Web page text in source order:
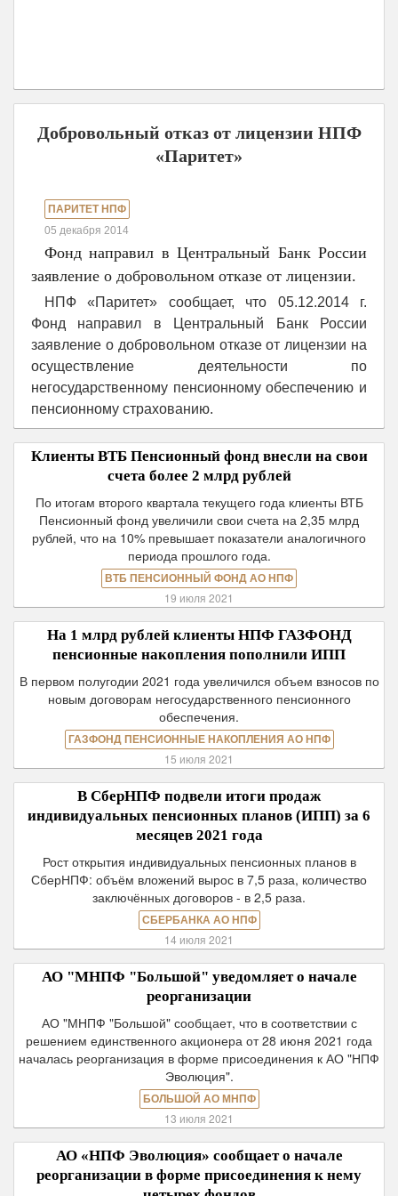
Добровольный отказ от лицензии НПФ
«Паритет»
ПАРИТЕТ НПФ
05 декабря 2014
Фонд направил в Центральный Банк России
заявление о добровольном отказе от лицензии.
НПФ «Паритет» сообщает, что 05.12.2014 г.
Фонд направил в Центральный Банк России
заявление о добровольном отказе от лицензии на
осуществление деятельности по
негосударственному пенсионному обеспечению и
пенсионному страхованию.
Клиенты ВТБ Пенсионный фонд внесли на свои
счета более 2 млрд рублей
По итогам второго квартала текущего года клиенты ВТБ
Пенсионный фонд увеличили свои счета на 2,35 млрд
рублей, что на 10% превышает показатели аналогичного
периода прошлого года.
ВТБ ПЕНСИОННЫЙ ФОНД АО НПФ
19 июля 2021
На 1 млрд рублей клиенты НПФ ГАЗФОНД
пенсионные накопления пополнили ИПП
В первом полугодии 2021 года увеличился объем взносов по
новым договорам негосударственного пенсионного
обеспечения.
ГАЗФОНД ПЕНСИОННЫЕ НАКОПЛЕНИЯ АО НПФ
15 июля 2021
В СберНПФ подвели итоги продаж
индивидуальных пенсионных планов (ИПП) за 6
месяцев 2021 года
Рост открытия индивидуальных пенсионных планов в
СберНПФ: объём вложений вырос в 7,5 раза, количество
заключённых договоров - в 2,5 раза.
СБЕРБАНКА АО НПФ
14 июля 2021
АО "МНПФ "Большой" уведомляет о начале
реорганизации
АО "МНПФ "Большой" сообщает, что в соответствии с
решением единственного акционера от 28 июня 2021 года
началась реорганизация в форме присоединения к АО "НПФ
Эволюция".
БОЛЬШОЙ АО МНПФ
13 июля 2021
АО «НПФ Эволюция» сообщает о начале
реорганизации в форме присоединения к нему